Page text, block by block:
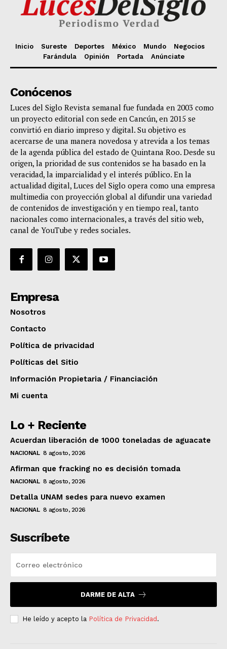
Inicio Sureste Deportes México Mundo
Negocios
Farándula
Opinión Portada Anúnciate
Conócenos
Luces del Siglo Revista semanal fue fundada en 2003 como
un proyecto editorial con sede en Cancún, en 2015 se
convirtió en diario impreso y digital. Su objetivo es
acercarse de una manera novedosa y atrevida a los temas
de la agenda pública del estado de Quintana Roo. Desde su
origen, la prioridad de sus contenidos se ha basado en la
veracidad, la imparcialidad y el interés público. En la
actualidad digital, Luces del Siglo opera como una empresa
multimedia con proyección global al difundir una variedad
de contenidos de investigación y en tiempo real, tanto
nacionales como internacionales, a través del sitio web,
canal de YouTube y redes sociales.
Empresa
Nosotros
Contacto
Política de privacidad
Políticas del Sitio
Información Propietaria / Financiación
Mi cuenta
Lo + Reciente
Acuerdan liberación de 1000 toneladas de aguacate
NACIONAL 8 agosto, 2026
Afirman que fracking no es decisión tomada
NACIONAL 8 agosto, 2026
Detalla UNAM sedes para nuevo examen
NACIONAL 8 agosto, 2026
Suscríbete
DARME DE ALTA
He leído y acepto la Política de Privacidad .